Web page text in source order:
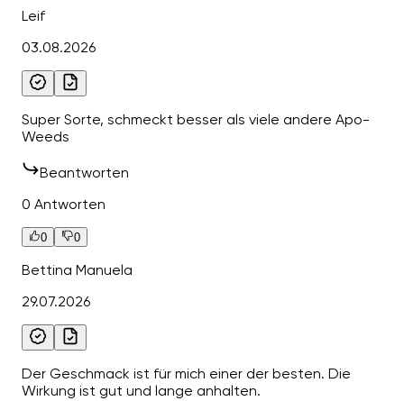
Leif
03.08.2026
Super Sorte, schmeckt besser als viele andere Apo-
Weeds
Beantworten
0 Antworten
0 0
Bettina Manuela
29.07.2026
Der Geschmack ist für mich einer der besten. Die
Wirkung ist gut und lange anhalten.